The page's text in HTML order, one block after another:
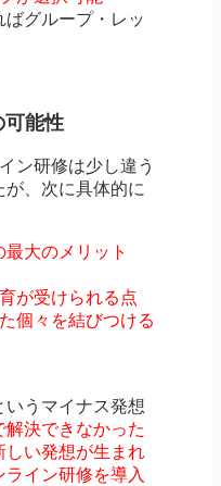
ループ・レッ
可能性
ン研修は少し違う
が、次に具体的に
大のメリット
が受けられる点
個々を結びつける
うマイナス発想
解決できなかった
しい発想が生まれ
イン研修を導入